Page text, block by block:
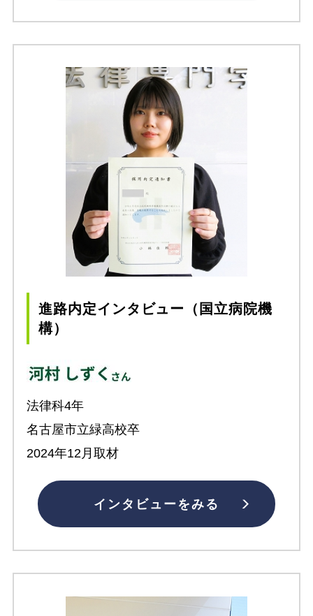
進路内定インタビュー（国立病院機
構）
法律科4年
名古屋市立緑高校卒
2024年12月取材
インタビューをみる